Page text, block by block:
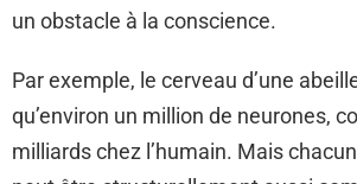
un obstacle à la conscience.
Par exemple, le cerveau d’une
qu’environ un million de neurones,
milliards chez l’humain. Mais